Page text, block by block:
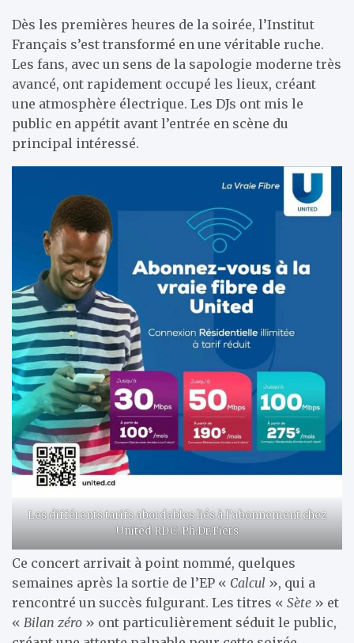
Dès les premières heures de la soirée, l’Institut
Français s’est transformé en une véritable ruche.
Les fans, avec un sens de la sapologie moderne très
avancé, ont rapidement occupé les lieux, créant
une atmosphère électrique. Les DJs ont mis le
public en appétit avant l’entrée en scène du
principal intéressé.
Les différents tarifs abordables liés à l’abonnement chez
United RDC. Ph.Dr.Tiers
Ce concert arrivait à point nommé, quelques
semaines après la sortie de l’EP « Calcul », qui a
rencontré un succès fulgurant. Les titres « Sète » et
« Bilan zéro » ont particulièrement séduit le public,